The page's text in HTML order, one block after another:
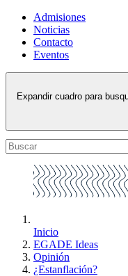
Admisiones
Noticias
Contacto
Eventos
Expandir cuadro para
Inicio
EGADE Ideas
Opinión
¿Estanflación?